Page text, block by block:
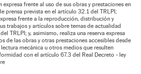
expresa frente al uso de sus obras y prestaciones en
prensa prevista en el artículo 32.1 del TRLPI;
frente a la reproducción, distribución y
trabajos y artículos sobre temas de actualidad
TRLPI; y, asimismo, realiza una reserva expresa
de las obras y otras prestaciones accesibles desde
mecánica u otros medios que resulten
con el artículo 67.3 del Real Decreto - ley